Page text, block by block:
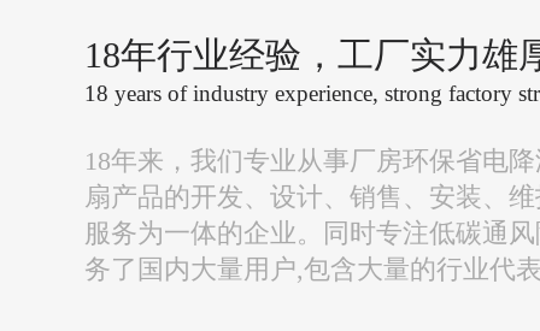
18年行业经验，工厂实力雄
18 years of industry experience, strong factory
18年来，我们专业从事厂房环保省电
扇产品的开发、设计、销售、安装、
服务为一体的企业。同时专注低碳通
务了国内大量用户,包含大量的行业代